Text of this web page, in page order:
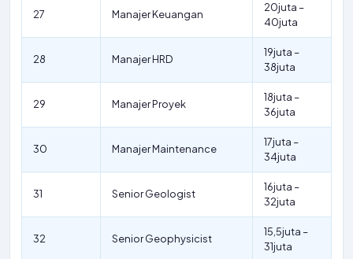
27 Manajer Keuangan
20juta –
40juta
28 Manajer HRD
19juta –
38juta
29 Manajer Proyek
18juta –
36juta
30 Manajer Maintenance
17juta –
34juta
31 Senior Geologist
16juta –
32juta
32 Senior Geophysicist
15,5juta –
31juta